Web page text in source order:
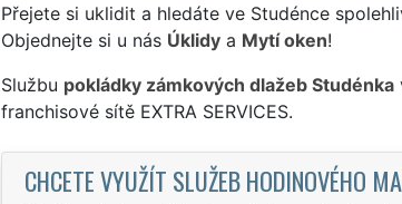
Přejete si uklidit a hledáte ve Studénce
Objednejte si u nás Úklidya Mytí oken!
Službu pokládky zámkových dlažeb Studénka
franchisové sítě EXTRA SERVICES.
CHCETE VYUŽÍT SLUŽEB HODINOVÉHO